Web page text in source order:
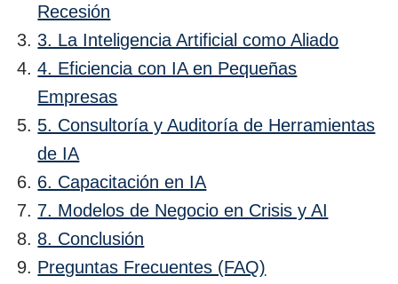
Recesión
3. La Inteligencia Artificial como Aliado
4. Eficiencia con IA en Pequeñas
Empresas
5. Consultoría y Auditoría de Herramientas
de IA
6. Capacitación en IA
7. Modelos de Negocio en Crisis y AI
8. Conclusión
Preguntas Frecuentes (FAQ)